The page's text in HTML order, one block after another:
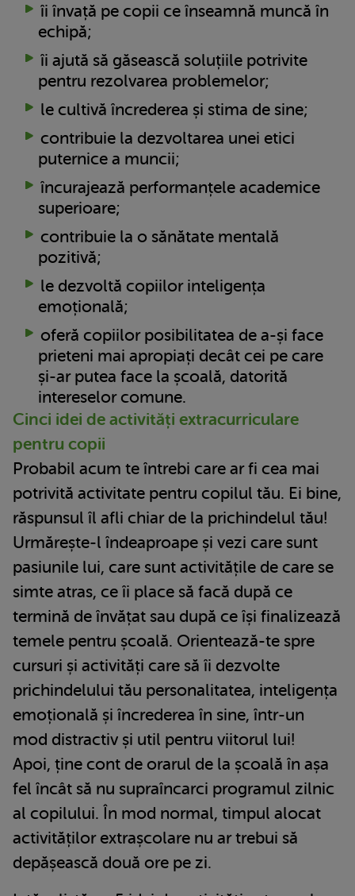
îi învață pe copii ce înseamnă muncă în
echipă;
îi ajută să găsească soluțiile potrivite
pentru rezolvarea problemelor;
le cultivă încrederea și stima de sine;
contribuie la dezvoltarea unei etici
puternice a muncii;
încurajează performanțele academice
superioare;
contribuie la o sănătate mentală
pozitivă;
le dezvoltă copiilor inteligența
emoțională;
oferă copiilor posibilitatea de a-și face
prieteni mai apropiați decât cei pe care
și-ar putea face la școală, datorită
intereselor comune.
Cinci idei de activități extracurriculare
pentru copii
Probabil acum te întrebi care ar fi cea mai
potrivită activitate pentru copilul tău. Ei bine,
răspunsul îl afli chiar de la prichindelul tău!
Urmărește-l îndeaproape și vezi care sunt
pasiunile lui, care sunt activitățile de care se
simte atras, ce îi place să facă după ce
termină de învățat sau după ce își finalizează
temele pentru școală. Orientează-te spre
cursuri și activități care să îi dezvolte
prichindelului tău personalitatea, inteligența
emoțională și încrederea în sine, într-un
mod distractiv și util pentru viitorul lui!
Apoi, ține cont de orarul de la școală în așa
fel încât să nu supraîncarci programul zilnic
al copilului. În mod normal, timpul alocat
activităților extrașcolare nu ar trebui să
depășească două ore pe zi.